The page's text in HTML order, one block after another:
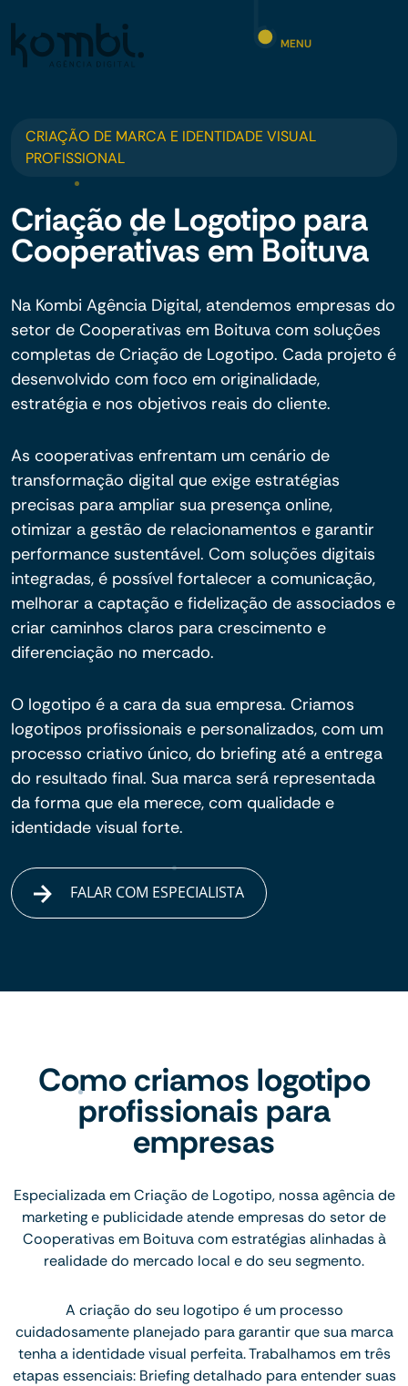
MENU
CRIAÇÃO DE MARCA E IDENTIDADE VISUAL
PROFISSIONAL
Criação de Logotipo para
Cooperativas em Boituva
Na Kombi Agência Digital, atendemos empresas do
setor de Cooperativas em Boituva com soluções
completas de Criação de Logotipo. Cada projeto é
desenvolvido com foco em originalidade,
estratégia e nos objetivos reais do cliente.
As cooperativas enfrentam um cenário de
transformação digital que exige estratégias
precisas para ampliar sua presença online,
otimizar a gestão de relacionamentos e garantir
performance sustentável. Com soluções digitais
integradas, é possível fortalecer a comunicação,
melhorar a captação e fidelização de associados e
criar caminhos claros para crescimento e
diferenciação no mercado.
O logotipo é a cara da sua empresa. Criamos
logotipos profissionais e personalizados, com um
processo criativo único, do briefing até a entrega
do resultado final. Sua marca será representada
da forma que ela merece, com qualidade e
identidade visual forte.
FALAR COM ESPECIALISTA
Como criamos logotipo
profissionais para
empresas
Especializada em Criação de Logotipo, nossa agência de
marketing e publicidade atende empresas do setor de
Cooperativas em Boituva com estratégias alinhadas à
realidade do mercado local e do seu segmento.
A criação do seu logotipo é um processo
cuidadosamente planejado para garantir que sua marca
tenha a identidade visual perfeita. Trabalhamos em três
etapas essenciais: Briefing detalhado para entender suas